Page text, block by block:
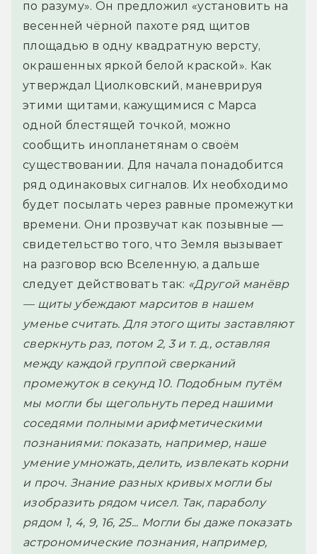
по разуму». Он предложил «установить на
весенней чёрной пахоте ряд щитов
площадью в одну квадратную версту,
окрашенных яркой белой краской». Как
утверждал Циолковский, маневрируя
этими щитами, кажущимися с Марса
одной блестящей точкой, можно
сообщить инопланетянам о своём
существовании. Для начала понадобится
ряд одинаковых сигналов. Их необходимо
будет посылать через равные промежутки
времени. Они прозвучат как позывные —
свидетельство того, что Земля вызывает
на разговор всю Вселенную, а дальше
следует действовать так: «Другой манёвр
— щиты убеждают марситов в нашем
уменье считать. Для этого щиты заставляют
сверкнуть раз, потом 2, 3 и т. д., оставляя
между каждой группой сверканий
промежуток в секунд 10. Подобным путём
мы могли бы щегольнуть перед нашими
соседями полными арифметическими
познаниями: показать, например, наше
умение умножать, делить, извлекать корни
и проч. Знание разных кривых могли бы
изобразить рядом чисел. Так, параболу
рядом 1, 4, 9, 16, 25... Могли бы даже показать
астрономические познания, например,